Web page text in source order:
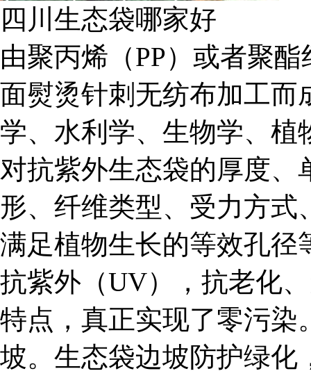
四川生态袋哪家好
由聚丙烯（PP）或者聚
面熨烫针刺无纺布加工而
学、水利学、生物学、植
对抗紫外生态袋的厚度
形、纤维类型、受力方
满足植物生长的等效孔径
抗紫外（UV），抗老化
特点，真正实现了零污染
坡。生态袋边坡防护绿化